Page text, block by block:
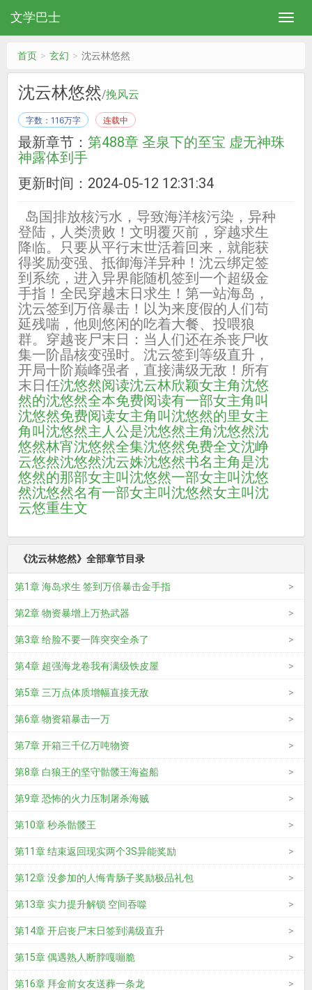
文学巴士
首页 玄幻 沈云林悠然
沈云林悠然/挽风云
字数：116万字 连载中
最新章节： 第488章 圣泉下的至宝 虚无神珠
神露体到手
更新时间：2024-05-12 12:31:34
岛国排放核污水，导致海洋核污染，异种
登陆，人类溃败！文明覆灭前，穿越求生
降临。只要从平行末世活着回来，就能获
得奖励变强、抵御海洋异种！沈云绑定签
到系统，进入异界能随机签到一个超级金
手指！全民穿越末日求生！第一站海岛，
沈云签到万倍暴击！以为来度假的人们苟
延残喘，他则悠闲的吃着大餐、投喂狼
群。穿越丧尸末日：当人们还在杀丧尸收
集一阶晶核变强时。沈云签到等级直升，
开局十阶巅峰强者，直接满级无敌！所有
末日任沈悠然阅读沈云林欣颖女主角沈悠
然的沈悠然全本免费阅读有一部女主角叫
沈悠然免费阅读女主角叫沈悠然的里女主
角叫沈悠然主人公是沈悠然主角沈悠然沈
悠然林宵沈悠然全集沈悠然免费全文沈峥
云悠然沈悠然沈云姝沈悠然书名主角是沈
悠然的那部女主叫沈悠然一部女主叫沈悠
然沈悠然名有一部女主叫沈悠然女主叫沈
云悠重生文
《沈云林悠然》全部章节目录
第1章 海岛求生 签到万倍暴击金手指
第2章 物资暴增上万热武器
第3章 给脸不要一阵突突全杀了
第4章 超强海龙卷我有满级铁皮屋
第5章 三万点体质增幅直接无敌
第6章 物资箱暴击一万
第7章 开箱三千亿万吨物资
第8章 白狼王的坚守骷髅王海盗船
第9章 恐怖的火力压制屠杀海贼
第10章 秒杀骷髅王
第11章 结束返回现实两个3S异能奖励
第12章 没参加的人悔青肠子奖励极品礼包
第13章 实力提升解锁 空间吞噬
第14章 开启丧尸末日签到满级直升
第15章 偶遇熟人断脖嘎嘣脆
第16章 拜金前女友送葬一条龙